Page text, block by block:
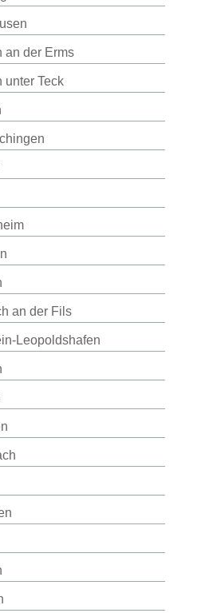
an der Erms
unter Teck
an der Fils
Leopoldshafen